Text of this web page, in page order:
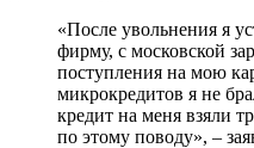
«После увольнения я
фирму, с московской
поступления на мою
микрокредитов я не
кредит на меня взяли
по этому поводу», –